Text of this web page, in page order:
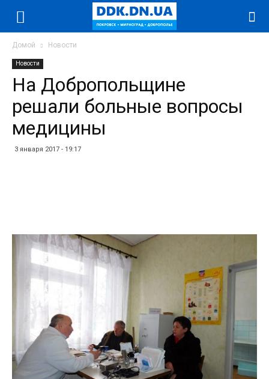
Домой Новости
Новости
На Добропольщине
решали больные вопросы
медицины
3 января 2017 - 19:17